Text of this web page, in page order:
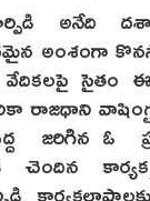
అనేది
అంశంగా
సైతం ఈ
రాజధాని
జరిగిన ఓ